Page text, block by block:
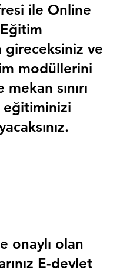
ile Online
gireceksiniz ve
modüllerini
sınırı
eğitiminizi
onaylı olan
E-devlet